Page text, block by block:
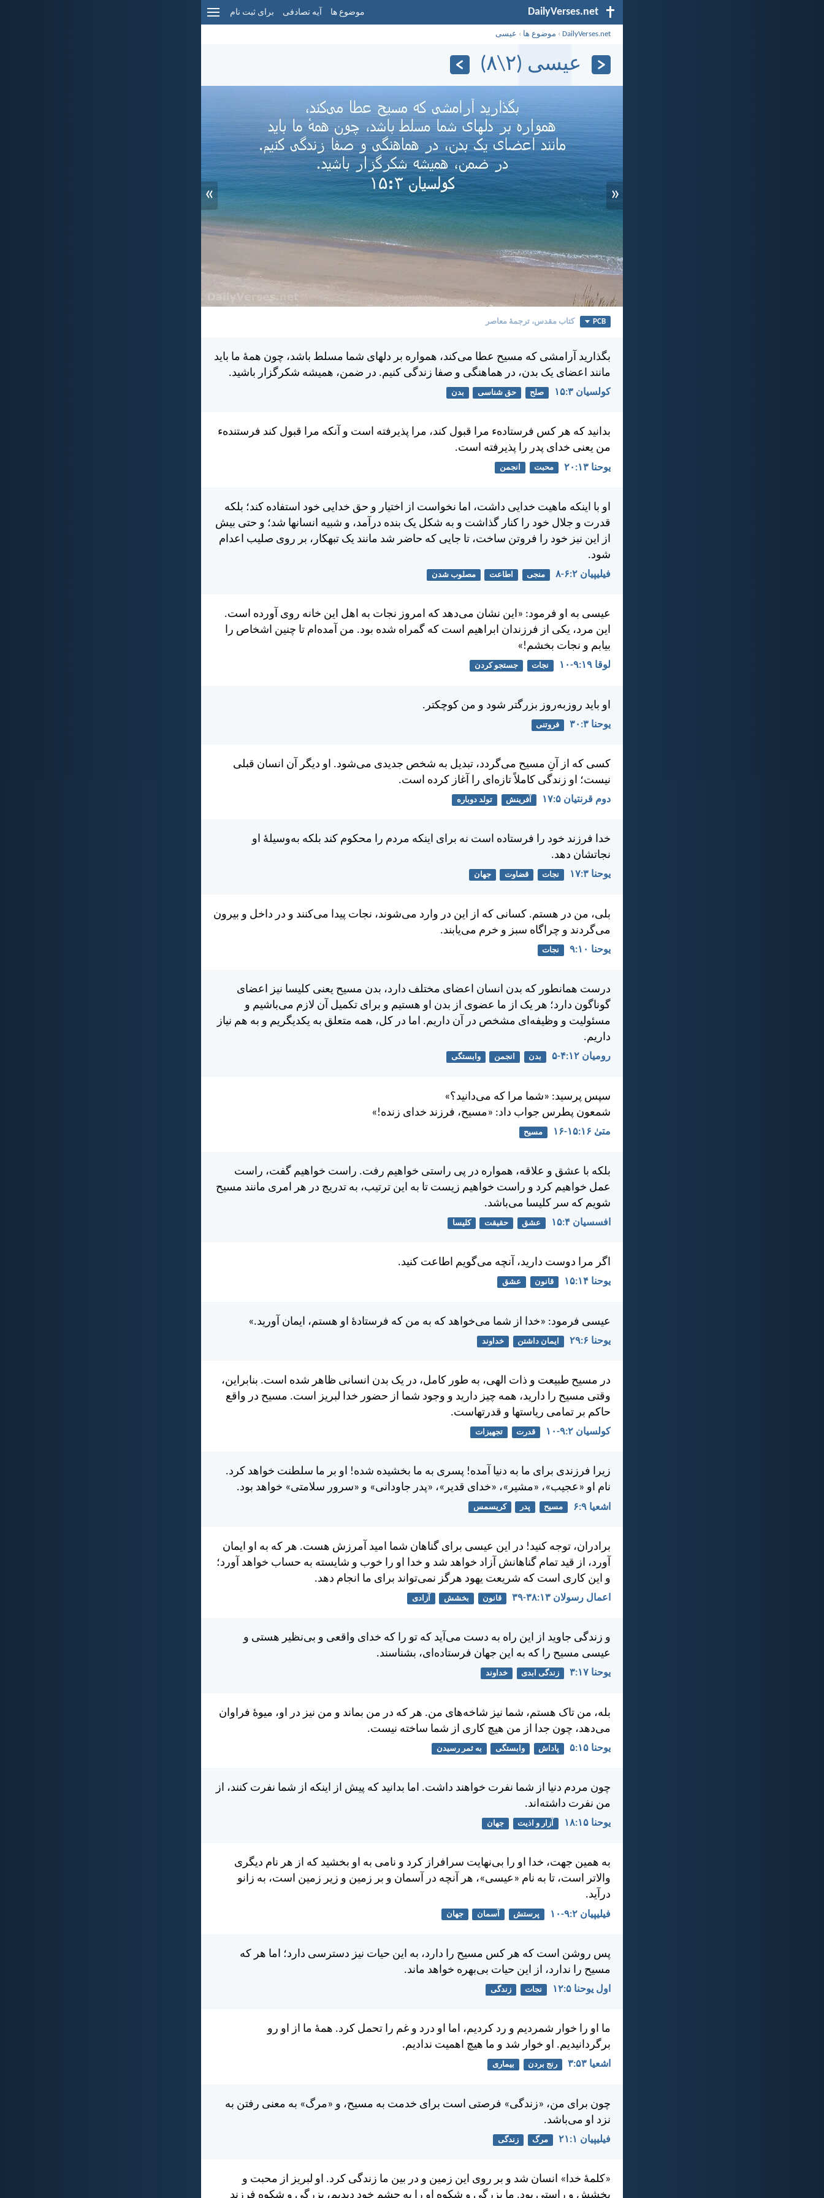
DailyVerses.net موضوع ها آیه تصادفی برای ثبت نام
DailyVerses.net
› موضوع ها › عیسی
عیسی (۲\۸)
«
»
PCB کتاب مقدس، ترجمۀ معاصر
بگذاريد آرامشی كه مسيح عطا می‌كند، همواره بر دلهای شما مسلط باشد، چون همهٔ ما بايد
مانند اعضای يک بدن، در هماهنگی و صفا زندگی كنيم. در ضمن، هميشه شكرگزار باشيد.
کولسیان ۳:‏۱۵ صلح حق شناسی بدن
بدانيد كه هر کس فرستاده‌ء مرا قبول كند، مرا پذيرفته است و آنكه مرا قبول كند فرستنده‌ء
من يعنی خدای پدر را پذيرفته است.
يوحنا ۱۳:‏۲۰ محبت انجمن
او با اينكه ماهيت خدايی داشت، اما نخواست از اختيار و حق خدايی خود استفاده كند؛ بلكه
قدرت و جلال خود را كنار گذاشت و به شكل يک بنده درآمد، و شبيه انسانها شد؛ و حتی بيش
از اين نيز خود را فروتن ساخت، تا جايی كه حاضر شد مانند يک تبهكار، بر روی صليب اعدام
شود.
فيليپیان ۲:‏۶-‏۸ منجی اطاعت مصلوب شدن
عيسی به او فرمود: «اين نشان می‌دهد كه امروز نجات به اهل اين خانه روی آورده است.
اين مرد، يكی از فرزندان ابراهيم است كه گمراه شده بود. من آمده‌ام تا چنين اشخاص را
بيابم و نجات بخشم!»
لوقا ۱۹:‏۹-‏۱۰ نجات جستجو کردن
او بايد روز‌به‌روز بزرگتر شود و من كوچكتر.
يوحنا ۳:‏۳۰ فروتنی
كسی كه از آنِ مسيح می‌گردد، تبديل به شخص جديدی می‌شود. او ديگر آن انسان قبلی
نيست؛ او زندگی كاملاً تازه‌ای را آغاز كرده است.
دوم قرنتیان ۵:‏۱۷ آفرینش تولد دوباره
خدا فرزند خود را فرستاده است نه برای اينكه مردم را محكوم كند بلكه به‌وسیلهٔ او
نجاتشان دهد.
يوحنا ۳:‏۱۷ نجات قضاوت جهان
بلی، من در هستم. كسانی كه از اين در وارد می‌شوند، نجات پيدا می‌كنند و در داخل و بيرون
می‌گردند و چراگاه سبز و خرم می‌يابند.
يوحنا ۱۰:‏۹ نجات
درست همانطور كه بدن انسان اعضای مختلف دارد، بدن مسيح يعنی كليسا نيز اعضای
گوناگون دارد؛ هر يک از ما عضوی از بدن او هستيم و برای تكميل آن لازم می‌باشيم و
مسئوليت و وظيفه‌ای مشخص در آن داريم. اما در كل، همه متعلق به يكديگريم و به هم نياز
داريم.
رومیان ۱۲:‏۴-‏۵ بدن انجمن وابستگی
سپس پرسيد: «شما مرا كه می‌دانيد؟»
شمعون پطرس جواب داد: «مسيح، فرزند خدای زنده!»
متی‌ٰ ۱۶:‏۱۵-‏۱۶ مسیح
بلكه با عشق و علاقه، همواره در پی راستی خواهيم رفت. راست خواهيم گفت، راست
عمل خواهيم كرد و راست خواهيم زيست تا به اين ترتيب، به تدریج در هر امری مانند مسيح
شويم كه سر كليسا می‌باشد.
افسسیان ۴:‏۱۵ عشق حقیقت کلیسا
اگر مرا دوست داريد، آنچه می‌گويم اطاعت كنيد.
يوحنا ۱۴:‏۱۵ قانون عشق
عيسی فرمود: «خدا از شما می‌خواهد كه به من كه فرستادهٔ او هستم، ايمان آوريد.»
يوحنا ۶:‏۲۹ ایمان داشتن خداوند
در مسيح طبيعت و ذات الهی، به طور كامل، در يک بدن انسانی ظاهر شده است. بنابراين،
وقتی مسيح را داريد، همه چيز داريد و وجود شما از حضور خدا لبريز است. مسيح در واقع
حاكم بر تمامی رياستها و قدرتهاست.
کولسیان ۲:‏۹-‏۱۰ قدرت تجهیزات
زيرا فرزندی برای ما به دنیا آمده! پسری به ما بخشيده شده! او بر ما سلطنت خواهد كرد.
نام او «عجيب»، «مشير»، «خدای قدير»، «پدر جاودانی» و «سرور سلامتی» خواهد بود.
اشعيا ۹:‏۶ مسیح پدر کریسمس
برادران، توجه كنيد! در اين عيسی برای گناهان شما اميد آمرزش هست. هر که به او ايمان
آورد، از قيد تمام گناهانش آزاد خواهد شد و خدا او را خوب و شايسته به حساب خواهد آورد؛
و اين كاری است كه شريعت يهود هرگز نمی‌تواند برای ما انجام دهد.
اعمال رسولان ۱۳:‏۳۸-‏۳۹ قانون بخشش آزادی
و زندگی جاويد از اين راه به دست می‌آيد كه تو را كه خدای واقعی و بی‌نظير هستی و
عيسی مسيح را كه به اين جهان فرستاده‌ای، بشناسند.
يوحنا ۱۷:‏۳ زندگی ابدی خداوند
بله، من تاک هستم، شما نيز شاخه‌های من. هر كه در من بماند و من نيز در او، ميوهٔ فراوان
می‌دهد، چون جدا از من هيچ كاری از شما ساخته نيست.
يوحنا ۱۵:‏۵ پاداش وابستگی به ثمر رسیدن
چون مردم دنيا از شما نفرت خواهند داشت. اما بدانيد كه پيش از اينكه از شما نفرت كنند، از
من نفرت داشته‌اند.
يوحنا ۱۵:‏۱۸ آزار و اذیت جهان
به همين جهت، خدا او را بی‌نهايت سرافراز كرد و نامی به او بخشيد كه از هر نام ديگری
والاتر است، تا به نام «عيسی»، هر آنچه در آسمان و بر زمين و زير زمين است، به زانو
درآيد.
فيليپیان ۲:‏۹-‏۱۰ پرستش آسمان جهان
پس روشن است كه هر کس مسيح را دارد، به اين حيات نيز دسترسی دارد؛ اما هر كه
مسيح را ندارد، از اين حيات بی‌بهره خواهد ماند.
اول يوحنا ۵:‏۱۲ نجات زندگی
ما او را خوار شمرديم و رد كرديم، اما او درد و غم را تحمل كرد. همهٔ ما از او رو
برگردانيديم. او خوار شد و ما هيچ اهميت نداديم.
اشعيا ۵۳:‏۳ رنج بردن بیماری
چون برای من، «زندگی» فرصتی است برای خدمت به مسيح، و «مرگ» به معنی رفتن به
نزد او می‌باشد.
فيليپیان ۱:‏۲۱ مرگ زندگی
«كلمهٔ خدا» انسان شد و بر روی اين زمين و در بين ما زندگی كرد. او لبريز از محبت و
بخشش و راستی بود. ما بزرگی و شكوه او را به چشم خود ديديم، بزرگی و شكوه فرزند